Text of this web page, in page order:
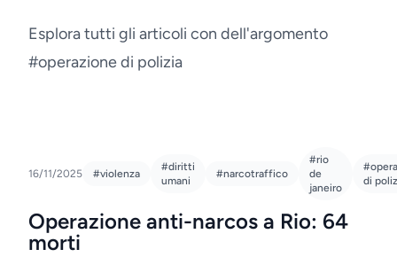
Esplora tutti gli articoli con dell'argomento
#operazione di polizia
16/11/2025 #violenza
#diritti
umani
#narcotraffico
#rio
de
janeiro
di
Operazione anti-narcos a Rio: 64
morti